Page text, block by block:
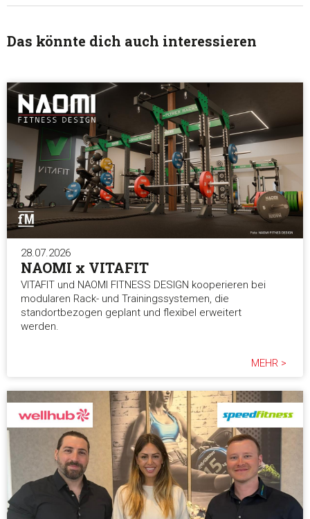
Das könnte dich auch interessieren
28.07.2026
NAOMI x VITAFIT
VITAFIT und NAOMI FITNESS DESIGN kooperieren bei
modularen Rack- und Trainingssystemen, die
standortbezogen geplant und flexibel erweitert
werden.
MEHR >